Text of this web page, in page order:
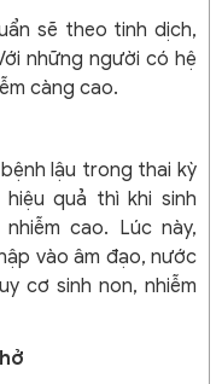
sẽ theo tinh dịch,
những người có hệ
càng cao.
lậu trong thai kỳ
quả thì khi sinh
cao. Lúc này,
vào âm đạo, nước
cơ sinh non, nhiễm